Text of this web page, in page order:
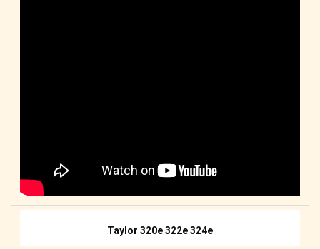
Taylor 320e 322e 324e